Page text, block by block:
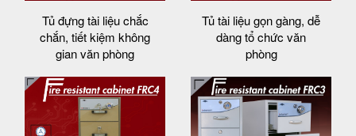
Tủ đựng tài liệu chắc
chắn, tiết kiệm không
gian văn phòng
Tủ tài liệu gọn gàng, dễ
dàng tổ chức văn
phòng